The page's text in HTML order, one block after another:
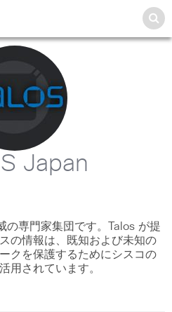
Japan
の専門家集団です。Talos が提
の情報は、既知および未知の
クを保護するためにシスコの
用されています。